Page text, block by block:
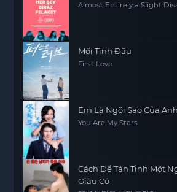
Almost Entirely a Slight
Mối Tình Đầu
First Love
Em Là Ngôi Sao Của Anh
You Are My Stars
Cách Để Tán Tỉnh Một
Giàu Có